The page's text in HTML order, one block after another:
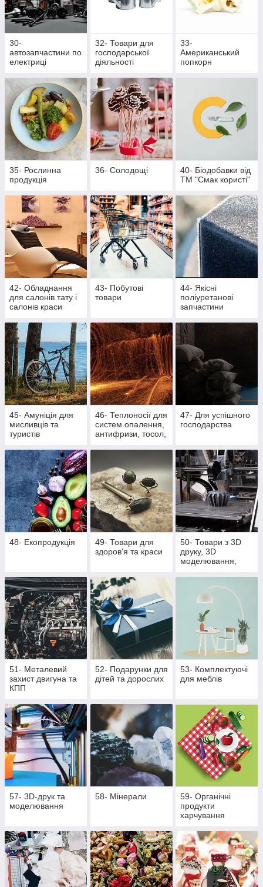
30-
автозапчастини по
електриці
32- Товари для
господарської
діяльності
33-
Американський
попкорн
35- Рослинна
продукція
36- Солодощі
40- Біодобавки від
ТМ "Смак користі"
42- Обладнання
для салонів тату і
салонів краси
43- Побутові
товари
44- Якісні
поліуретанові
запчастини
45- Амуніція для
мисливців та
туристів
46- Теплоносії для
систем опалення,
антифризи, тосол,
багаття, активна
47- Для успішного
господарства
48- Екопродукція
49- Товари для
здоров'я та краси
50- Товари з 3D
друку, 3D
моделювання,
та литті під тиском
51- Металевий
захист двигуна та
КПП
52- Подарунки для
дітей та дорослих
53- Комплектуючі
для меблів
57- 3D-друк та
моделювання
58- Мінерали
59- Органічні
продукти
харчування